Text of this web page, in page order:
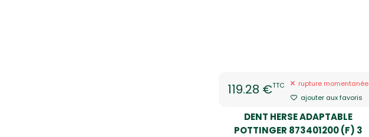
119.28 €TTC
rupture momentanée
ajouter aux favoris
DENT HERSE ADAPTABLE
POTTINGER 873401200 (F) 3